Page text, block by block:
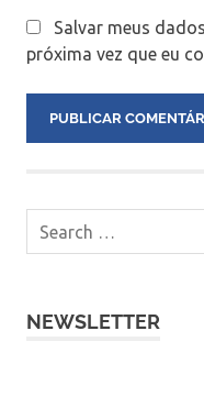
Salvar meus
próxima vez que eu
NEWSLETTER